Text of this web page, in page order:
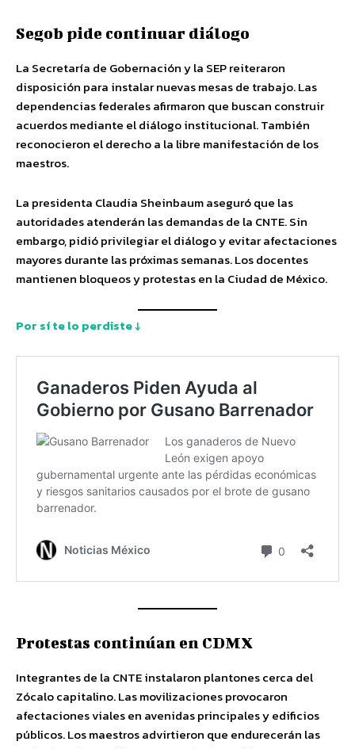
Segob pide continuar diálogo
La Secretaría de Gobernación y la SEP reiteraron
disposición para instalar nuevas mesas de trabajo. Las
dependencias federales afirmaron que buscan construir
acuerdos mediante el diálogo institucional. También
reconocieron el derecho a la libre manifestación de los
maestros.
La presidenta Claudia Sheinbaum aseguró que las
autoridades atenderán las demandas de la CNTE. Sin
embargo, pidió privilegiar el diálogo y evitar afectaciones
mayores durante las próximas semanas. Los docentes
mantienen bloqueos y protestas en la Ciudad de México.
Por sí te lo perdiste ↓
Protestas continúan en CDMX
Integrantes de la CNTE instalaron plantones cerca del
Zócalo capitalino. Las movilizaciones provocaron
afectaciones viales en avenidas principales y edificios
públicos. Los maestros advirtieron que endurecerán las